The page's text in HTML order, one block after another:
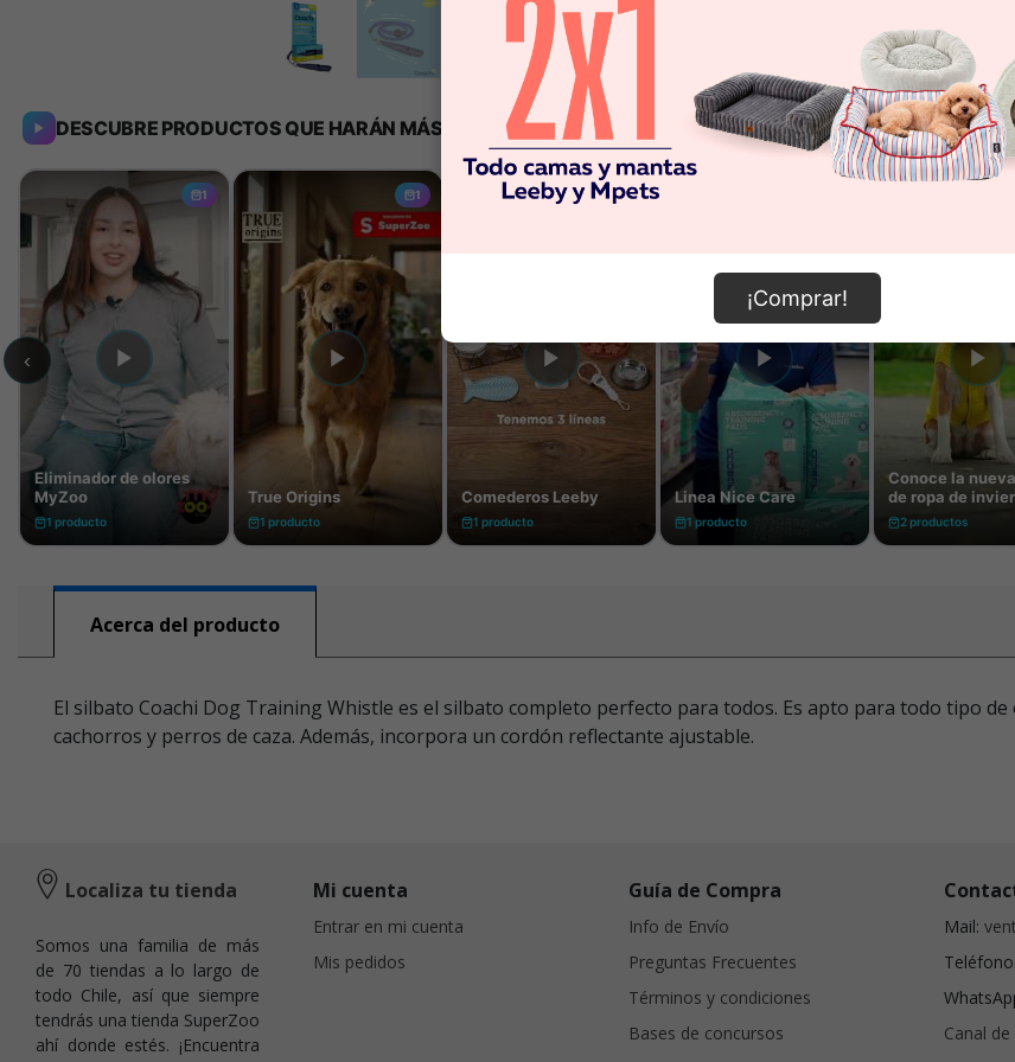
Acerca del producto
El silbato Coachi Dog Training Whistle es el silbato completo perfecto para todos. Es apto para todo tipo
cachorros y perros de caza. Además, incorpora un cordón reflectante ajustable.
¡Comprar!
Localiza tu tienda
Somos una familia de más
de 70 tiendas a lo largo de
todo Chile, así que siempre
tendrás una tienda SuperZoo
ahí donde estés. ¡Encuentra
Mi cuenta
Entrar en mi cuenta
Mis pedidos
Guía de Compra
Info de Envío
Preguntas Frecuentes
Términos y condiciones
Bases de concursos
Mail:
Teléfono:
Canal